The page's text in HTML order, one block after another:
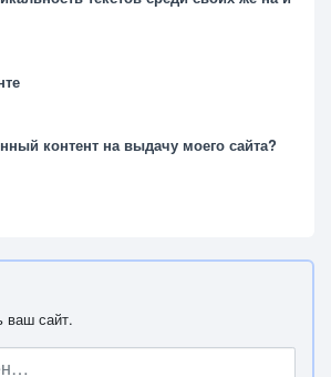
контент на выдачу моего сайта?
ваш сайт.